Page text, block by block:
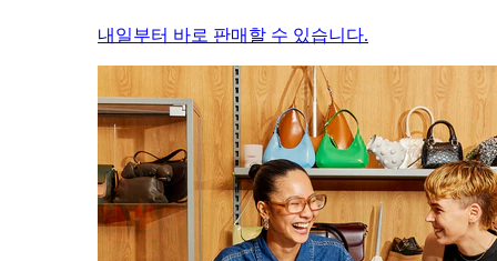
내일부터 바로 판매할 수 있습니다.